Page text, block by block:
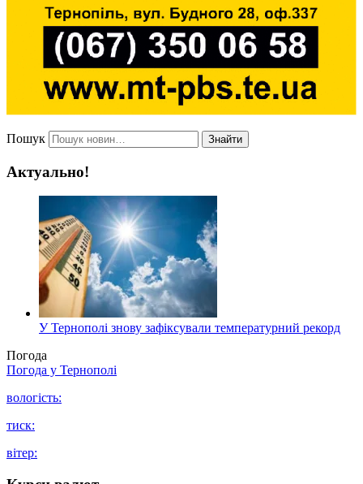
Пошук Знайти
Актуально!
У Тернополі знову зафіксували температурний рекорд
Погода
Погода у Тернополі
вологість:
тиск:
вітер: